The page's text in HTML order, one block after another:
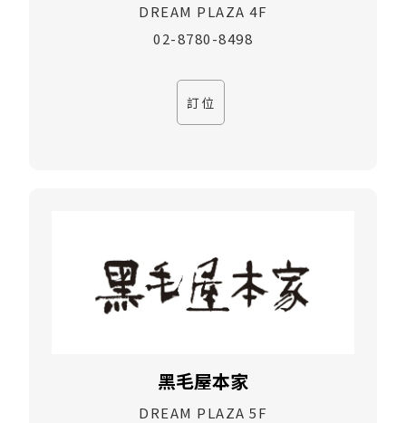
DREAM PLAZA 4F
02-8780-8498
訂位
黑毛屋本家
DREAM PLAZA 5F